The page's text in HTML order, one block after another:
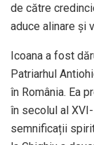
de către
aduce alinare și
Icoana a fost
Patriarhul
în România. Ea
în secolul al
semnificații